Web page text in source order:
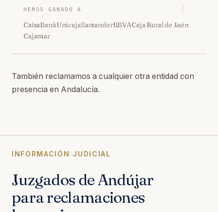
HEMOS GANADO A
CaixaBankUnicajaSantanderBBVACaja Rural de Jaén
Cajamar
También reclamamos a cualquier otra entidad con
presencia en Andalucía.
INFORMACIÓN JUDICIAL
Juzgados de Andújar
para reclamaciones